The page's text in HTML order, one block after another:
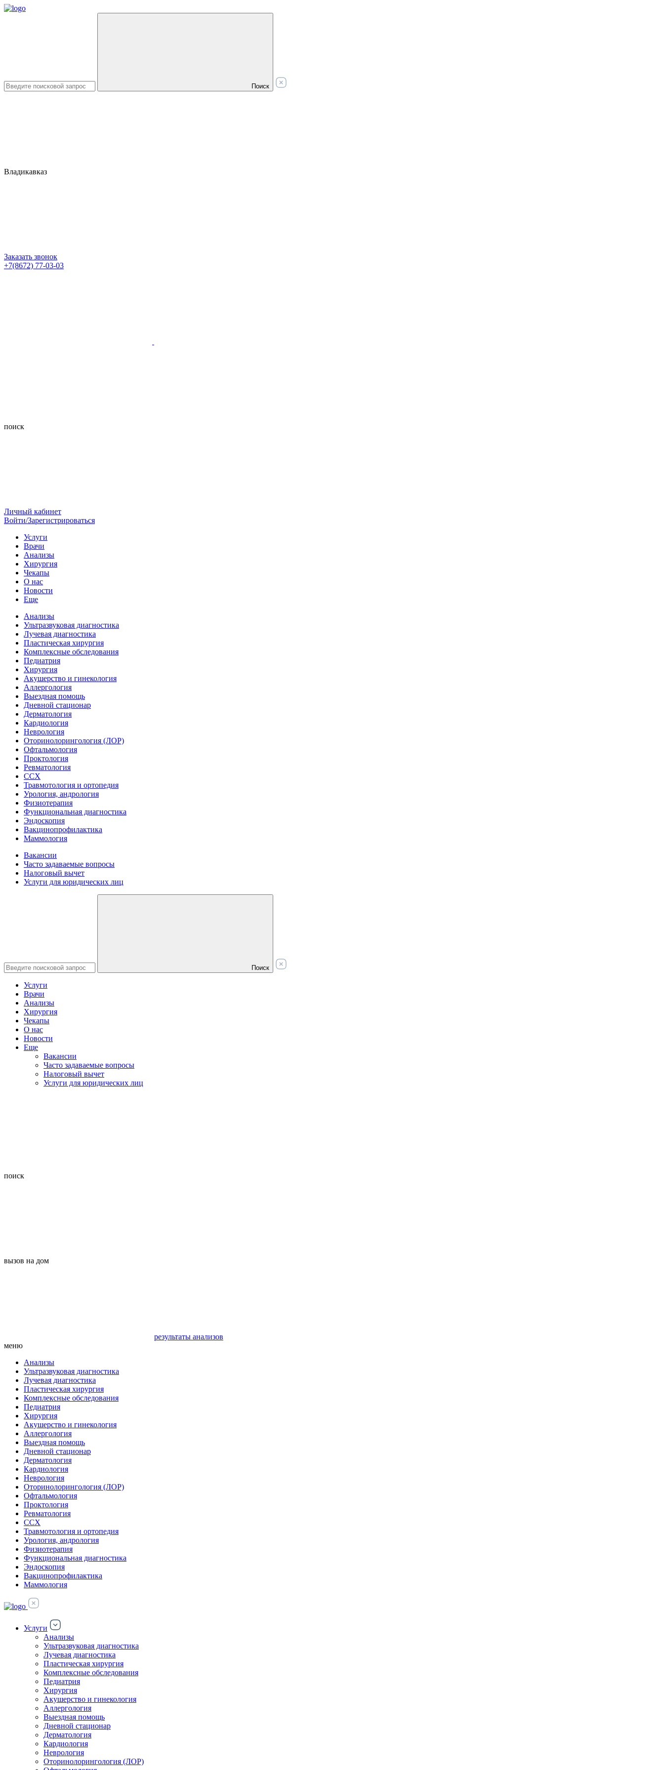
Поиск
Владикавказ
Заказать звонок
+7(8672) 77-03-03
поиск
Личный кабинет
Войти/Зарегистрироваться
Услуги
Врачи
Анализы
Хирургия
Чекапы
О нас
Новости
Еще
Анализы
Ультразвуковая диагностика
Лучевая диагностика
Пластическая хирургия
Комплексные обследования
Педиатрия
Хирургия
Акушерство и гинекология
Аллергология
Выездная помощь
Дневной стационар
Дерматология
Кардиология
Неврология
Оторинолорингология (ЛОР)
Офтальмология
Проктология
Ревматология
ССХ
Травмотология и ортопедия
Урология, андрология
Физиотерапия
Функциональная диагностика
Эндоскопия
Вакцинопрофилактика
Маммология
Вакансии
Часто задаваемые вопросы
Налоговый вычет
Услуги для юридических лиц
Поиск
Услуги
Врачи
Анализы
Хирургия
Чекапы
О нас
Новости
Еще
Вакансии
Часто задаваемые вопросы
Налоговый вычет
Услуги для юридических лиц
поиск
вызов на дом
результаты анализов
меню
Анализы
Ультразвуковая диагностика
Лучевая диагностика
Пластическая хирургия
Комплексные обследования
Педиатрия
Хирургия
Акушерство и гинекология
Аллергология
Выездная помощь
Дневной стационар
Дерматология
Кардиология
Неврология
Оторинолорингология (ЛОР)
Офтальмология
Проктология
Ревматология
ССХ
Травмотология и ортопедия
Урология, андрология
Физиотерапия
Функциональная диагностика
Эндоскопия
Вакцинопрофилактика
Маммология
Услуги
Анализы
Ультразвуковая диагностика
Лучевая диагностика
Пластическая хирургия
Комплексные обследования
Педиатрия
Хирургия
Акушерство и гинекология
Аллергология
Выездная помощь
Дневной стационар
Дерматология
Кардиология
Неврология
Оторинолорингология (ЛОР)